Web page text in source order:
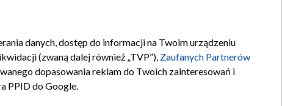
Kontakt
danych, dostęp do informacji na Twoim urządzeniu
(zwaną dalej również „TVP”), Zaufanych Partnerów
dopasowania reklam do Twoich zainteresowań i
PPID do Google.